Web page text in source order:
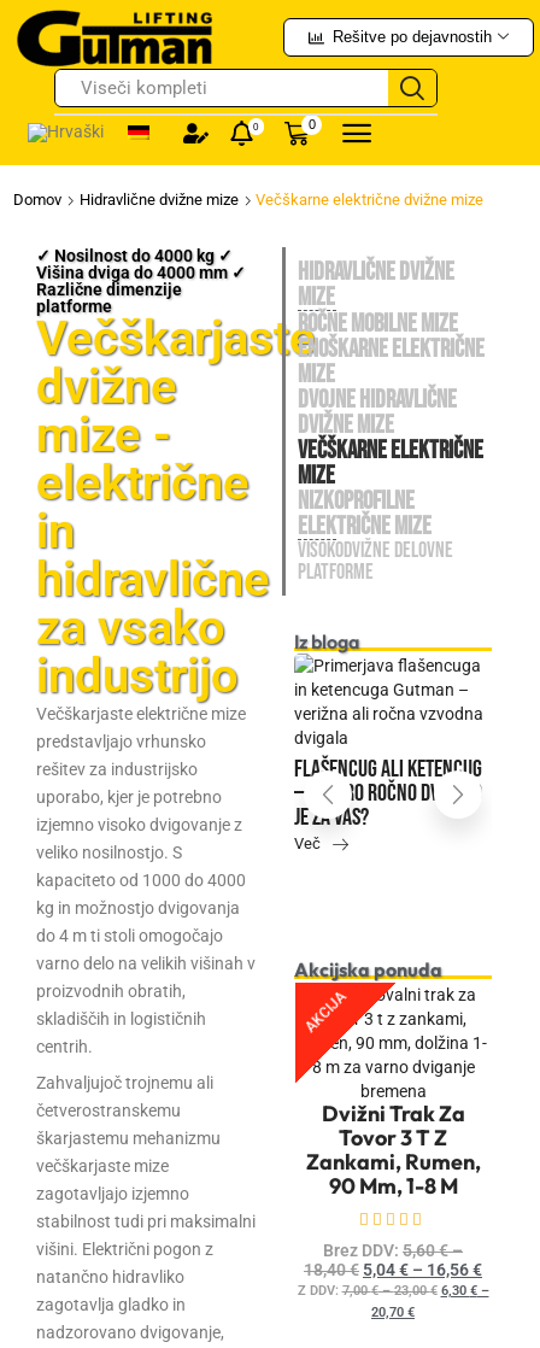
Rešitve po dejavnostih
Ročni viličarji
0 0
Domov Hidravlične dvižne mize Večškarne električne dvižne mize
✓ Nosilnost do 4000 kg ✓
Višina dviga do 4000 mm ✓
Različne dimenzije
platforme
Večškarjaste
dvižne
mize -
električne
in
hidravlične
za vsako
industrijo
Večškarjaste električne mize
predstavljajo vrhunsko
rešitev za industrijsko
uporabo, kjer je potrebno
izjemno visoko dvigovanje z
veliko nosilnostjo. S
kapaciteto od 1000 do 4000
kg in možnostjo dvigovanja
do 4 m ti stoli omogočajo
varno delo na velikih višinah v
proizvodnih obratih,
skladiščih in logističnih
centrih.
Zahvaljujoč trojnemu ali
četverostranskemu
škarjastemu mehanizmu
večškarjaste mize
zagotavljajo izjemno
stabilnost tudi pri maksimalni
višini. Električni pogon z
natančno hidravliko
zagotavlja gladko in
nadzorovano dvigovanje,
Hidravlične dvižne
mize
Ročne mobilne mize
Enoškarne električne
mize
Dvojne hidravlične
dvižne mize
Večškarne električne
mize
Nizkoprofilne
električne mize
Visokodvižne delovne
platforme
Iz bloga
in
Kako izbrati pravi
električni paletni
viličar za vaše potrebe –
interaktivni test
Flašencug ali ketencug
— katero ročno dvigalo
je za vas?
Več
Akcijska ponuda
Dvižni Trak Za
Tovor 3 T Z
Zankami, Rumen,
90 Mm, 1-8 M
AKCIJA
Brez DDV: 5,60€–
18,40€ 5,04€ – 16,56€
Z DDV:7,00€–23,00€ 6,30 €–
20,70 €